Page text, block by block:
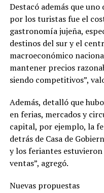
Destacó además que
por los turistas fue el
gastronomía jujeña,
destinos del sur y el
macroeconómico
mantener precios
siendo competitivos”,
Además, detalló que
en ferias, mercados y
capital, por ejemplo, la
detrás de Casa de
y los feriantes
ventas”, agregó.
Nuevas propuestas